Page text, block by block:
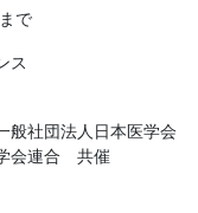
で
ス
般社団法人日本医学会
会連合 共催